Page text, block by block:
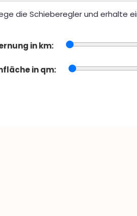
die Schieberegler und erhalte
in km:
in qm: